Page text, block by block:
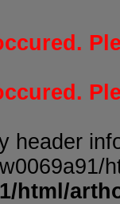
header
html/